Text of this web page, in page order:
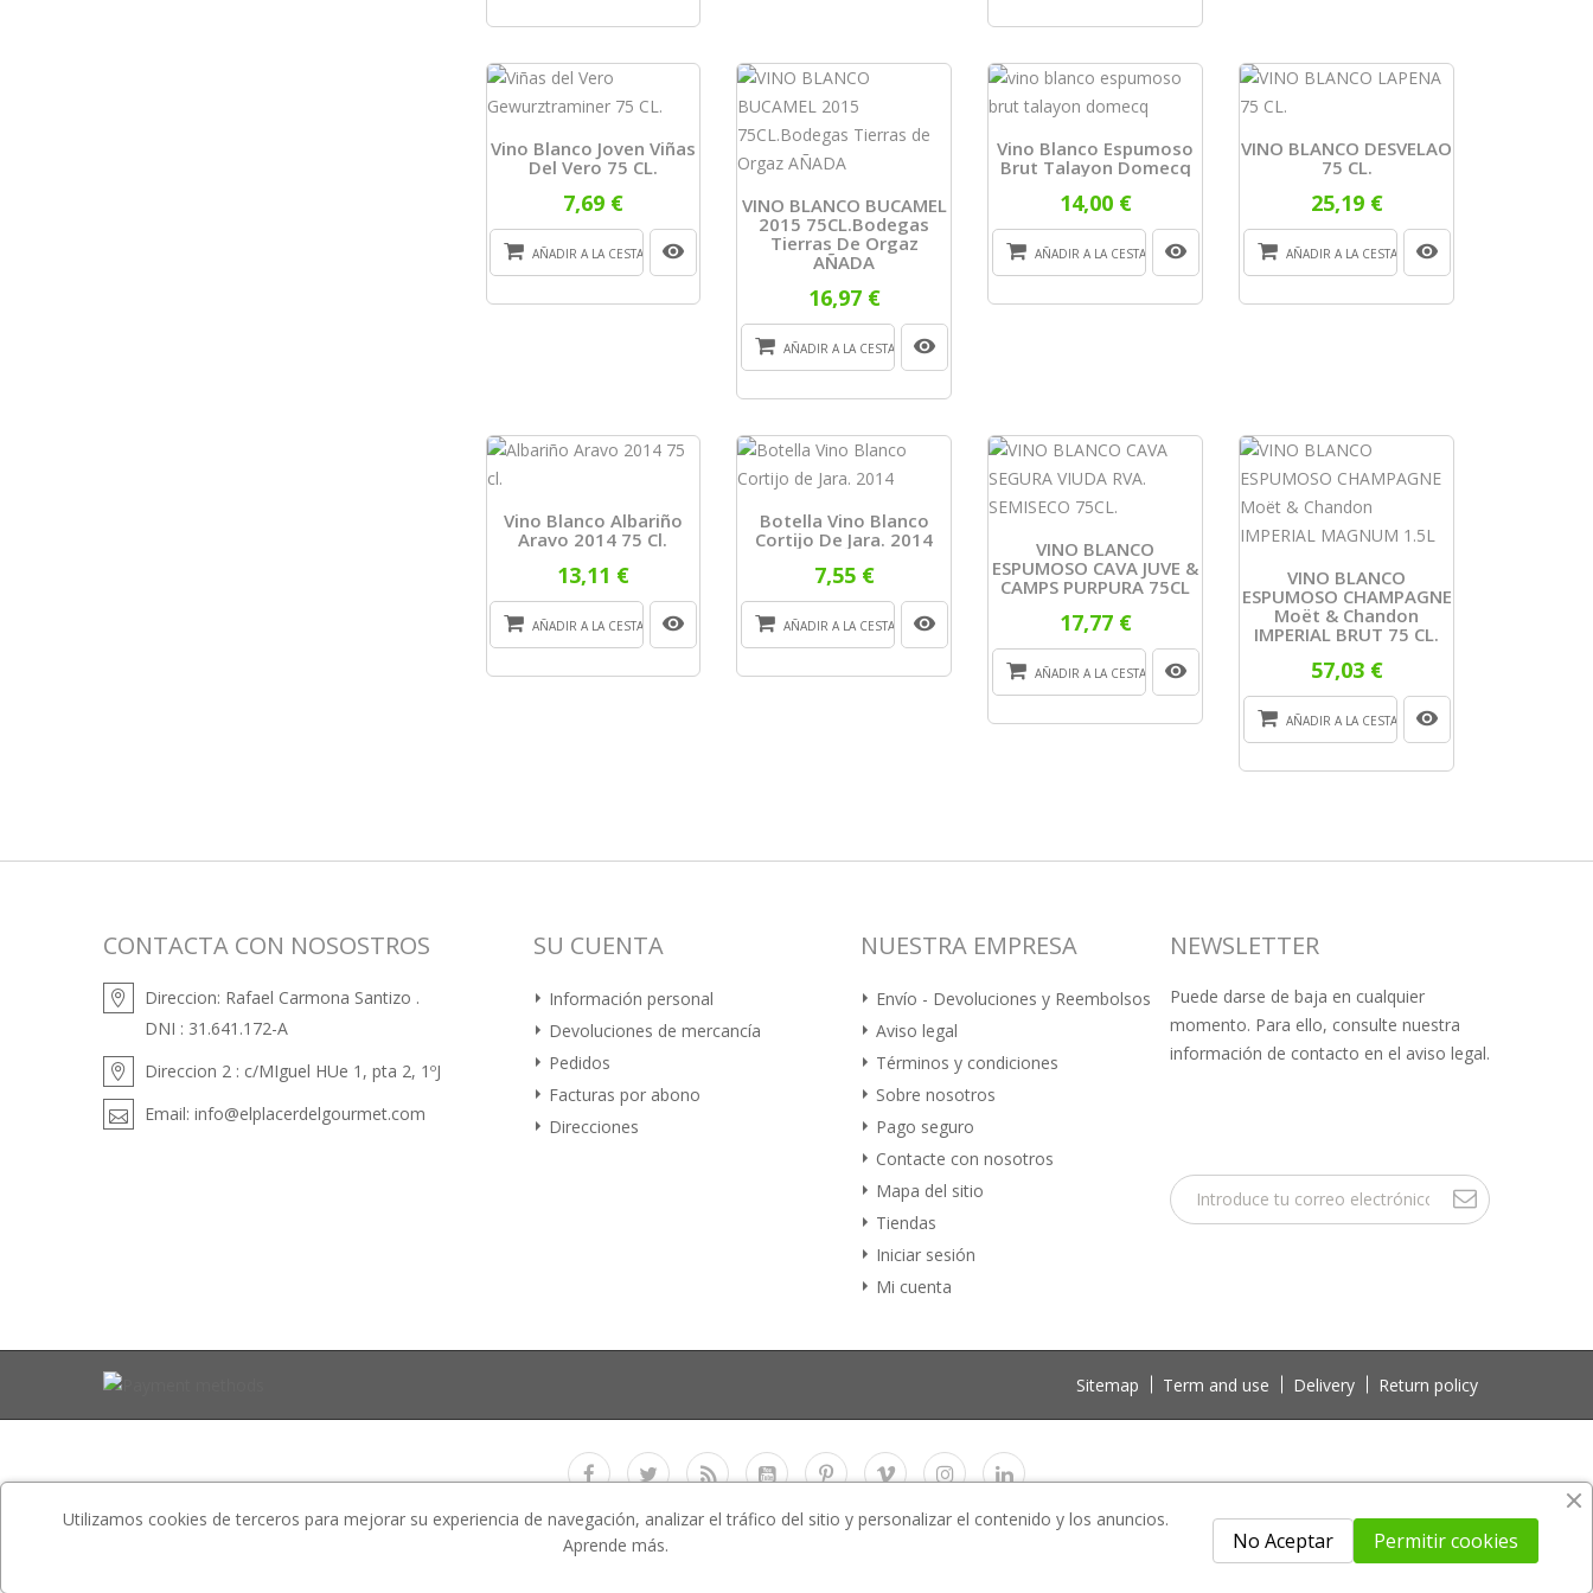
Vino Blanco Joven Viñas
Del Vero 75 CL.
7,69 €
AÑADIR A LA CESTA
VINO BLANCO BUCAMEL
2015 75CL.Bodegas
Tierras De Orgaz
AÑADA
16,97 €
AÑADIR A LA CESTA
Vino Blanco Espumoso
Brut Talayon Domecq
14,00 €
AÑADIR A LA CESTA
VINO BLANCO DESVELAO
75 CL.
25,19 €
AÑADIR A LA CESTA
Vino Blanco Albariño
Aravo 2014 75 Cl.
13,11 €
AÑADIR A LA CESTA
Botella Vino Blanco
Cortijo De Jara. 2014
7,55 €
AÑADIR A LA CESTA
VINO BLANCO
ESPUMOSO CAVA JUVE &
CAMPS PURPURA 75CL
17,77 €
AÑADIR A LA CESTA
VINO BLANCO
ESPUMOSO CHAMPAGNE
Moët & Chandon
IMPERIAL BRUT 75 CL.
57,03 €
AÑADIR A LA CESTA
CONTACTA CON NOSOSTROS
Direccion: Rafael Carmona Santizo .
DNI : 31.641.172-A
Direccion 2 : c/MIguel HUe 1, pta 2, 1ºJ
Email: info@elplacerdelgourmet.com
SU CUENTA
Información personal
Devoluciones de mercancía
Pedidos
Facturas por abono
Direcciones
NUESTRA EMPRESA
Envío - Devoluciones y Reembolsos
Aviso legal
Términos y condiciones
Sobre nosotros
Pago seguro
Contacte con nosotros
Mapa del sitio
Tiendas
Iniciar sesión
Mi cuenta
NEWSLETTER
Puede darse de baja en cualquier
momento. Para ello, consulte nuestra
información de contacto en el aviso legal.
Sitemap Term and use Delivery Return policy
Copyright 2017 E-Business Co., LTD.All rights reserved
. All images used in the demo website are for preview purpose only and not included in the download file.
Utilizamos cookies de terceros para mejorar su experiencia de navegación, analizar el tráfico del sitio y personalizar el contenido y los anuncios.
Aprende más.
Permitir cookies
No Aceptar